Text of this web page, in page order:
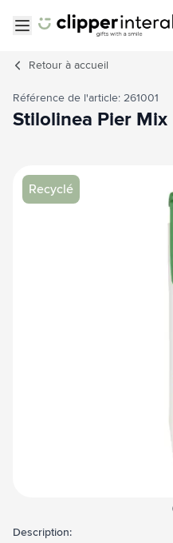
Retour à accueil
Recyclé
Image principale
Cliquez pour voir l'image en
Référence de l'article: 261001
Stilolinea Pier Mix
Description: